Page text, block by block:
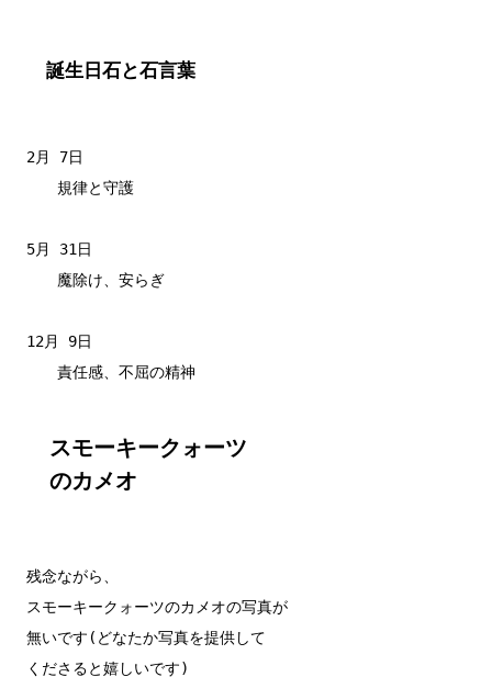
誕生日石と石言葉
2月 7日
規律と守護
5月 31日
魔除け、安らぎ
12月 9日
スモーキークォーツ
のカメオ
残念ながら、
スモーキークォーツのカメオの写真が
無いです(どなたか写真を提供して
くださると嬉しいです)